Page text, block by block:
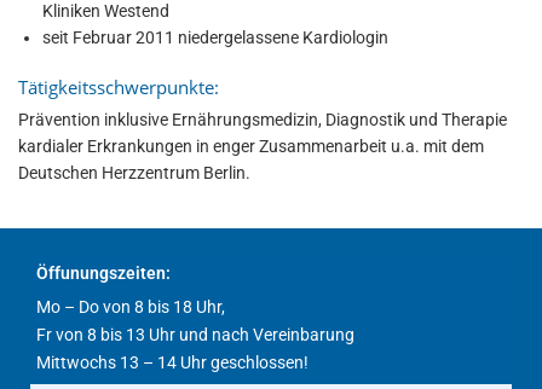
Kliniken Westend
seit Februar 2011 niedergelassene Kardiologin
Tätigkeitsschwerpunkte:
Prävention inklusive Ernährungsmedizin, Diagnostik und Therapie
kardialer Erkrankungen in enger Zusammenarbeit u.a. mit dem
Deutschen Herzzentrum Berlin.
Öffunungszeiten:
Mo – Do von 8 bis 18 Uhr,
Fr von 8 bis 13 Uhr und nach Vereinbarung
Mittwochs 13 – 14 Uhr geschlossen!